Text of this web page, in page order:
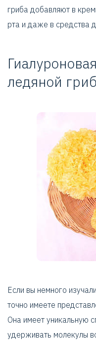
гриба добавляют в
рта и даже в средства
ледяной гриб
Если вы немного
точно имеете
Она имеет уникальную
удерживать молекулы